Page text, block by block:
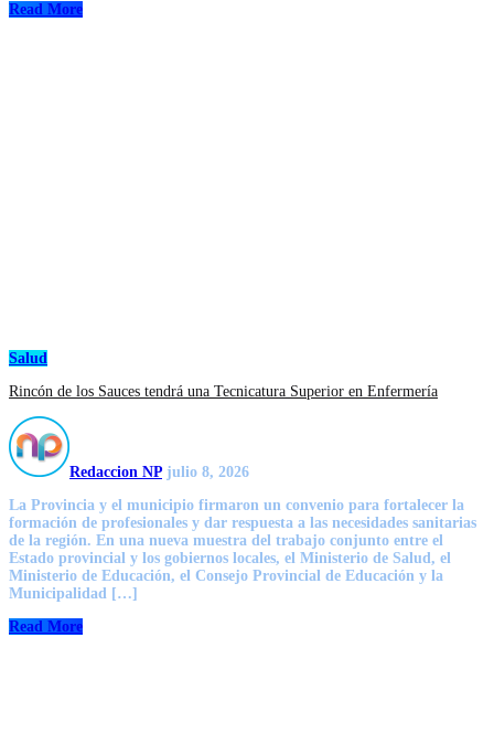
Read More
Salud
Rincón de los Sauces tendrá una Tecnicatura Superior en Enfermería
Redaccion NP julio 8, 2026
La Provincia y el municipio firmaron un convenio para fortalecer la
formación de profesionales y dar respuesta a las necesidades sanitarias
de la región. En una nueva muestra del trabajo conjunto entre el
Estado provincial y los gobiernos locales, el Ministerio de Salud, el
Ministerio de Educación, el Consejo Provincial de Educación y la
Municipalidad […]
Read More